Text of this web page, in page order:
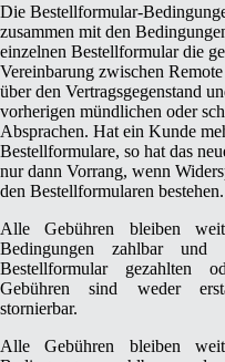
Die Bestellformular-
zusammen mit den
einzelnen Bestellformular die
Vereinbarung zwischen
über den Vertragsgegenstand
vorherigen mündlichen oder
Absprachen. Hat ein Kunde
Bestellformulare, so hat das
nur dann Vorrang, wenn
den Bestellformularen bestehen.
Alle Gebühren bleiben
Bedingungen zahlbar
Bestellformular gezahlten
Gebühren sind weder
stornierbar.
Alle Gebühren bleiben